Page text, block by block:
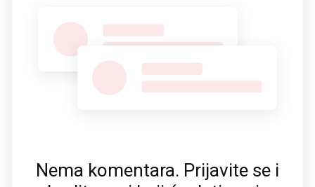
Nema komentara. Prijavite se i